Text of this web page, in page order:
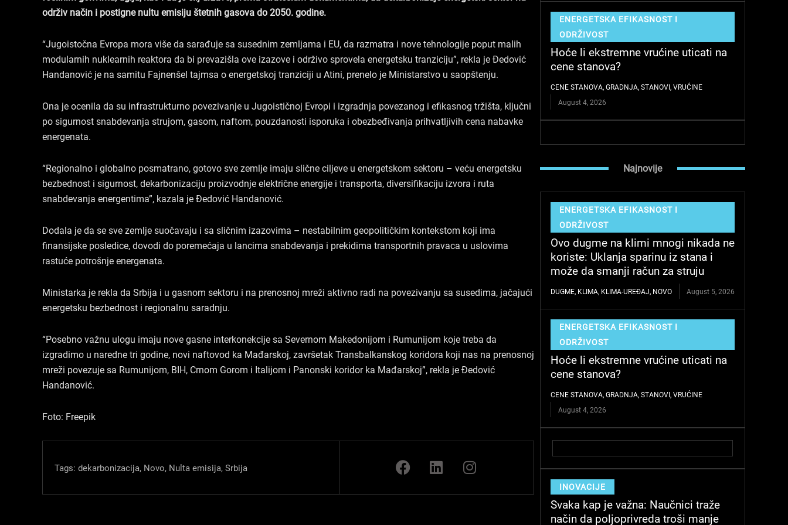
o
i
r
održiv način i postigne nultu emisiju štetnih gasova do 2050. godine.
“Jugoistočna Evropa mora više da sarađuje sa susednim zemljama i EU, da razmatra i nove tehnologije poput malih
modularnih nuklearnih reaktora da bi prevazišla ove izazove i održivo sprovela energetsku tranziciju”, rekla je Đedović
Handanović je na samitu Fajnenšel tajmsa o energetskoj tranziciji u Atini, prenelo je Ministarstvo u saopštenju.
Ona je ocenila da su infrastrukturno povezivanje u Jugoističnoj Evropi i izgradnja povezanog i efikasnog tržišta, ključni
po sigurnost snabdevanja strujom, gasom, naftom, pouzdanosti isporuka i obezbeđivanja prihvatljivih cena nabavke
energenata.
“Regionalno i globalno posmatrano, gotovo sve zemlje imaju slične ciljeve u energetskom sektoru – veću energetsku
bezbednost i sigurnost, dekarbonizaciju proizvodnje električne energije i transporta, diversifikaciju izvora i ruta
snabdevanja energentima”, kazala je Đedović Handanović.
Dodala je da se sve zemlje suočavaju i sa sličnim izazovima – nestabilnim geopolitičkim kontekstom koji ima
finansijske posledice, dovodi do poremećaja u lancima snabdevanja i prekidima transportnih pravaca u uslovima
rastuće potrošnje energenata.
Ministarka je rekla da Srbija i u gasnom sektoru i na prenosnoj mreži aktivno radi na povezivanju sa susedima, jačajući
energetsku bezbednost i regionalnu saradnju.
“Posebno važnu ulogu imaju nove gasne interkonekcije sa Severnom Makedonijom i Rumunijom koje treba da
izgradimo u naredne tri godine, novi naftovod ka Mađarskoj, završetak Transbalkanskog koridora koji nas na prenosnoj
mreži povezuje sa Rumunijom, BIH, Crnom Gorom i Italijom i Panonski koridor ka Mađarskoj”, rekla je Đedović
Handanović.
Foto: Freepik
Tags: dekarbonizacija, Novo, Nulta emisija, Srbija
F
a
L
i
I
n
ENERGETSKA EFIKASNOST I
ODRŽIVOST
Hoće li ekstremne vrućine uticati na
cene stanova?
CENE STANOVA,GRADNJA,STANOVI,VRUĆINE
August 4, 2026
Najnovije
ENERGETSKA EFIKASNOST I
ODRŽIVOST
Ovo dugme na klimi mnogi nikada ne
koriste: Uklanja sparinu iz stana i
može da smanji račun za struju
DUGME, KLIMA, KLIMA-UREĐAJ, NOVO August 5, 2026
ENERGETSKA EFIKASNOST I
ODRŽIVOST
Hoće li ekstremne vrućine uticati na
cene stanova?
CENE STANOVA,GRADNJA,STANOVI,VRUĆINE
August 4, 2026
INOVACIJE
Svaka kap je važna: Naučnici traže
način da poljoprivreda troši manje